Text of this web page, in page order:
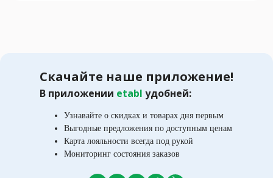
Скачайте наше приложение!
В приложении etabl удобней:
Узнавайте о скидках и товарах дня первым
Выгодные предложения по доступным ценам
Карта лояльности всегда под рукой
Мониторинг состояния заказов